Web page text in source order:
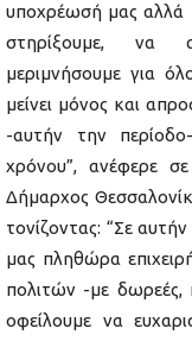
υποχρέωσή μας αλλά
στηρίξουμε, να
μεριμνήσουμε για
μείνει μόνος και
-αυτήν την
χρόνου”, ανέφερε
Δήμαρχος
τονίζοντας: “Σε
μας πληθώρα
πολιτών -με δωρεές,
οφείλουμε να